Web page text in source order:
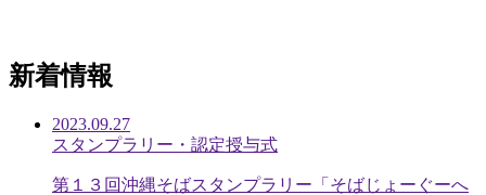
新着情報
2023.09.27
スタンプラリー・認定授与式
第１３回沖縄そばスタンプラリー「そばじょーぐーへ